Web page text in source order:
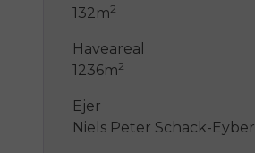
132m2
Haveareal
1236m2
Ejer
Niels Peter Schack-Eyber